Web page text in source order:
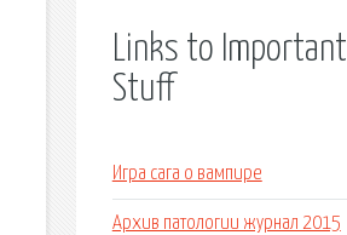
Links to Important
Stuff
Игра сага о вампире
Архив патологии журнал 2015